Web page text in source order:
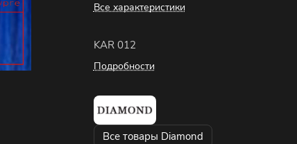
Все характеристики
KAR 012
Подробности
Все товары Diamond